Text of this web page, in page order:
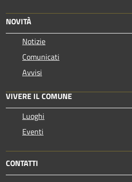
NOVITÀ
Notizie
Comunicati
Avvisi
VIVERE IL COMUNE
Luoghi
Eventi
CONTATTI